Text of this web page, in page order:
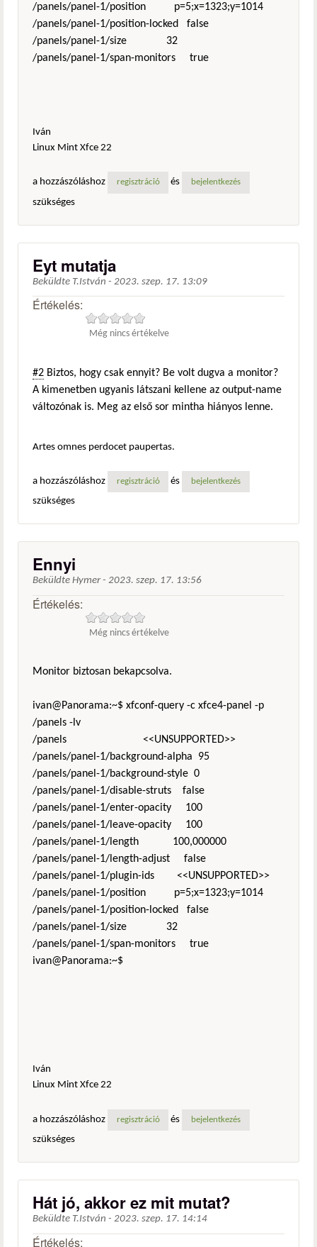
/panels/panel-1/position p=5;x=1323;y=1014
/panels/panel-1/position-locked false
/panels/panel-1/size 32
/panels/panel-1/span-monitors true
Iván
Linux Mint Xfce 22
a hozzászóláshoz regisztráció és bejelentkezés
szükséges
Eyt mutatja
Beküldte T.István - 2023. szep. 17. 13:09
Értékelés:
Még nincs értékelve
#2 Biztos, hogy csak ennyit? Be volt dugva a monitor?
A kimenetben ugyanis látszani kellene az output-name
változónak is. Meg az első sor mintha hiányos lenne.
Artes omnes perdocet paupertas.
a hozzászóláshoz regisztráció és bejelentkezés
szükséges
Ennyi
Beküldte Hymer- 2023. szep. 17. 13:56
Értékelés:
Még nincs értékelve
Monitor biztosan bekapcsolva.
ivan@Panorama:~$ xfconf-query -c xfce4-panel -p
/panels -lv
/panels <<UNSUPPORTED>>
/panels/panel-1/background-alpha 95
/panels/panel-1/background-style 0
/panels/panel-1/disable-struts false
/panels/panel-1/enter-opacity 100
/panels/panel-1/leave-opacity 100
/panels/panel-1/length 100,000000
/panels/panel-1/length-adjust false
/panels/panel-1/plugin-ids <<UNSUPPORTED>>
/panels/panel-1/position p=5;x=1323;y=1014
/panels/panel-1/position-locked false
/panels/panel-1/size 32
/panels/panel-1/span-monitors true
ivan@Panorama:~$
Iván
Linux Mint Xfce 22
a hozzászóláshoz regisztráció és bejelentkezés
szükséges
Hát jó, akkor ez mit mutat?
Beküldte T.István - 2023. szep. 17. 14:14
Értékelés: